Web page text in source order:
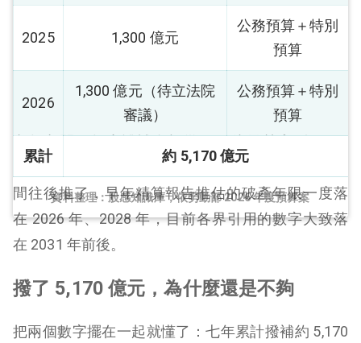
資料整理：股感知識庫，依勞動部 2026 年度預算案
2025 1,300 億元
公務預算＋特別
預算
2026
1,300 億元（待立法院
審議）
公務預算＋特別
預算
累計 約 5,170 億元
六年之間，年度撥補金額從 200 億元墊高到 1,300
億元，成長超過 5 倍。這筆錢確實把基金用罄的時
間往後推了，早年精算報告推估的破產年限一度落
在 2026 年、2028 年，目前各界引用的數字大致落
在 2031 年前後。
撥了 5,170 億元，為什麼還是不夠
把兩個數字擺在一起就懂了：七年累計撥補約 5,170